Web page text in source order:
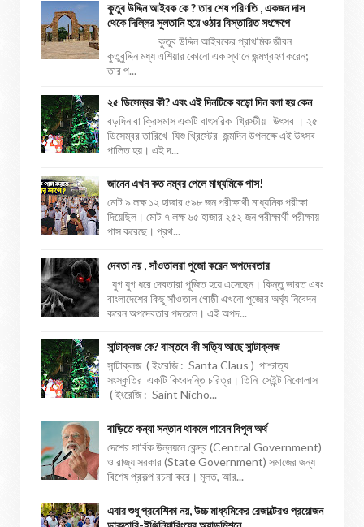
কুতুব উদ্দিন আইবক কে ? তার শেষ পরিণতি , একজন দাস
থেকে দিল্লির সুলতানি হয়ে ওঠার বিস্তারিত সংক্ষেপে
কুতুব উদ্দিন আইবকের প্রাথমিক জীবন
কুতুবুদ্দিন মধ্য এশিয়ার কোনো এক স্থানে জন্মগ্রহণ করেন;
তার প...
২৫ ডিসেম্বর কী? এবং এই দিনটিকে বড়ো দিন বলা হয় কেন
বড়দিন বা ক্রিসমাস একটি বাৎসরিক খ্রিস্টীয় উৎসব । ২৫
ডিসেম্বর তারিখে যিশু খ্রিস্টের জন্মদিন উপলক্ষে এই উৎসব
পালিত হয়। এই দ...
জানেন এখন কত নম্বর পেলে মাধ্যমিকে পাস!
মোট ৯ লক্ষ ১২ হাজার ৫৯৮ জন পরীক্ষার্থী মাধ্যমিক পরীক্ষা
দিয়েছিল। মোট ৭ লক্ষ ৬৫ হাজার ২৫২ জন পরীক্ষার্থী পরীক্ষায়
পাস করেছে। প্রথ...
দেবতা নয় , সাঁওতালরা পুজো করেন অপদেবতার
যুগ যুগ ধরে দেবতারা পূজিত হয়ে এসেছেন। কিন্তু ভারত এবং
বাংলাদেশের কিছু সাঁওতাল গোষ্ঠী এখনো পুজোর অর্ঘ্য নিবেদন
করেন অপদেবতার পদতলে। এই অপদ...
সান্টাক্লজ কে? বাস্তবে কী সত্যি আছে সান্টাক্লজ
সান্টাক্লজ ( ইংরেজি : Santa Claus ) পাশ্চাত্য
সংস্কৃতির একটি কিংবদন্তি চরিত্র। তিনি সেইন্ট নিকোলাস
( ইংরেজি : Saint Nicho...
বাড়িতে কন্যা সন্তান থাকলে পাবেন বিপুল অর্থ
দেশের সার্বিক উন্নয়নে কেন্দ্র (Central Government)
ও রাজ্য সরকার (State Government) সমাজের জন্য
বিশেষ প্রকল্প রচনা করে। মূলত, আর...
এবার শুধু প্রবেশিকা নয়, উচ্চ মাধ্যমিকের রেজাল্টেরও প্রয়োজন